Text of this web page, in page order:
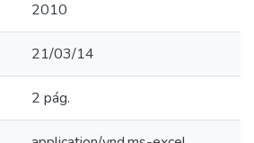
2010
21/03/14
2 pág.